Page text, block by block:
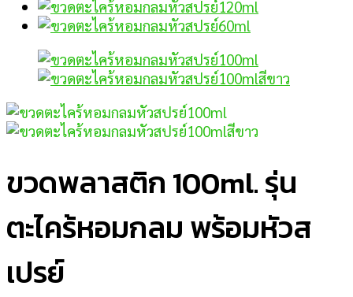
ขวดพลาสติก 100ml. รุ่น
ตะไคร้หอมกลม พร้อมหัวส
เปรย์